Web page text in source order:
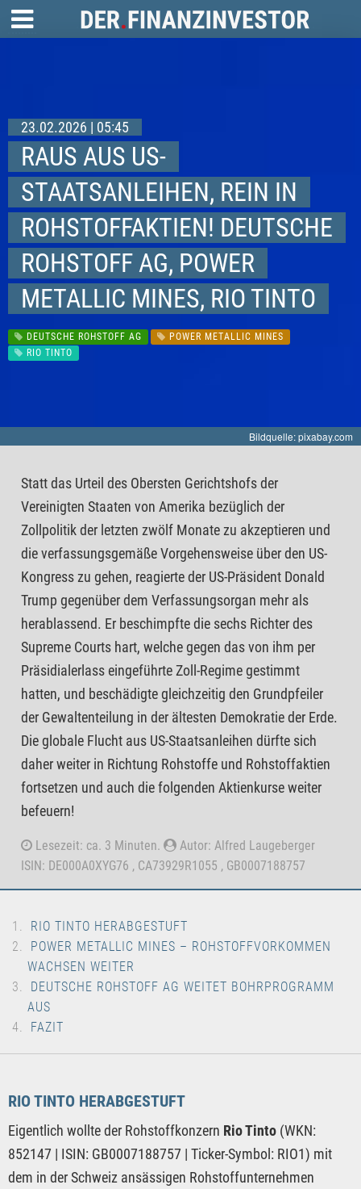
23.02.2026 | 05:45
RAUS AUS US-
STAATSANLEIHEN, REIN IN
ROHSTOFFAKTIEN! DEUTSCHE
ROHSTOFF AG, POWER
METALLIC MINES, RIO TINTO
DEUTSCHE ROHSTOFF AG
POWER METALLIC MINES
RIO TINTO
Bildquelle: pixabay.com
Statt das Urteil des Obersten Gerichtshofs der
Vereinigten Staaten von Amerika bezüglich der
Zollpolitik der letzten zwölf Monate zu akzeptieren und
die verfassungsgemäße Vorgehensweise über den US-
Kongress zu gehen, reagierte der US-Präsident Donald
Trump gegenüber dem Verfassungsorgan mehr als
herablassend. Er beschimpfte die sechs Richter des
Supreme Courts hart, welche gegen das von ihm per
Präsidialerlass eingeführte Zoll-Regime gestimmt
hatten, und beschädigte gleichzeitig den Grundpfeiler
der Gewaltenteilung in der ältesten Demokratie der Erde.
Die globale Flucht aus US-Staatsanleihen dürfte sich
daher weiter in Richtung Rohstoffe und Rohstoffaktien
fortsetzen und auch die folgenden Aktienkurse weiter
befeuern!
Lesezeit: ca. 3 Minuten.
Autor: Alfred Laugeberger
ISIN: DE000A0XYG76 , CA73929R1055 , GB0007188757
RIO TINTO HERABGESTUFT
POWER METALLIC MINES – ROHSTOFFVORKOMMEN
WACHSEN WEITER
DEUTSCHE ROHSTOFF AG WEITET BOHRPROGRAMM
AUS
FAZIT
RIO TINTO HERABGESTUFT
Eigentlich wollte der Rohstoffkonzern Rio Tinto (WKN:
852147 | ISIN: GB0007188757 | Ticker-Symbol: RIO1) mit
dem in der Schweiz ansässigen Rohstoffunternehmen